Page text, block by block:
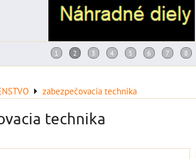
zabezpečovacia technika
technika